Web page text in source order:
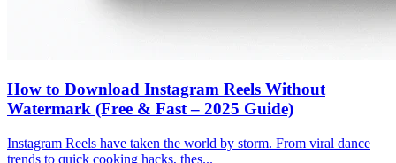
How to Download Instagram Reels Without
Watermark (Free & Fast – 2025 Guide)
Instagram Reels have taken the world by storm. From viral dance
trends to quick cooking hacks, thes...